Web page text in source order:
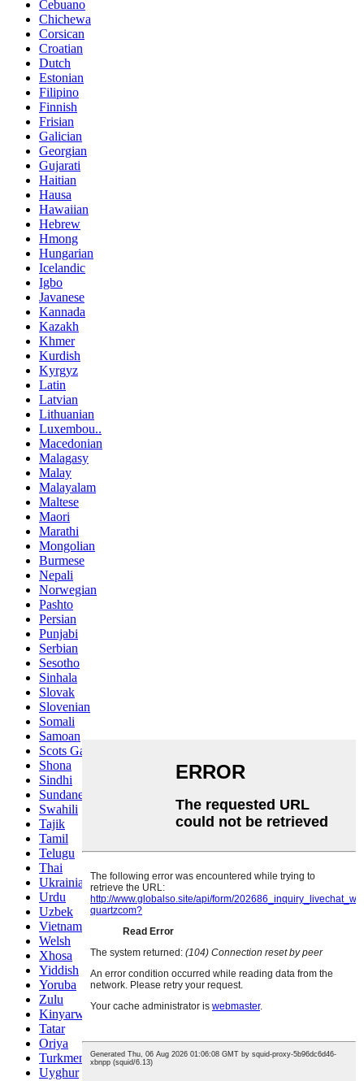
Cebuano
Chichewa
Corsican
Croatian
Dutch
Estonian
Filipino
Finnish
Frisian
Galician
Georgian
Gujarati
Haitian
Hausa
Hawaiian
Hebrew
Hmong
Hungarian
Icelandic
Igbo
Javanese
Kannada
Kazakh
Khmer
Kurdish
Kyrgyz
Latin
Latvian
Lithuanian
Luxembou..
Macedonian
Malagasy
Malay
Malayalam
Maltese
Maori
Marathi
Mongolian
Burmese
Nepali
Norwegian
Pashto
Persian
Punjabi
Serbian
Sesotho
Sinhala
Slovak
Slovenian
Somali
Samoan
Scots Gaelic
Shona
Sindhi
Sundanese
Swahili
Tajik
Tamil
Telugu
Thai
Ukrainian
Urdu
Uzbek
Vietnamese
Welsh
Xhosa
Yiddish
Yoruba
Zulu
Kinyarwanda
Tatar
Oriya
Turkmen
Uyghur